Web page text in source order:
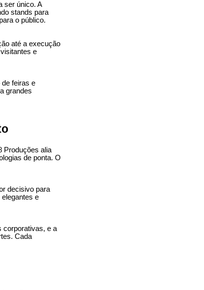
ser único. A
stands para
o público.
até a execução
e
feiras e
grandes
Produções alia
de ponta. O
decisivo para
e
corporativas, e a
Cada